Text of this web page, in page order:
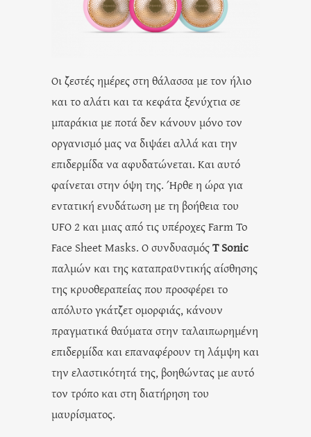
Οι ζεστές ημέρες στη θάλασσα με τον ήλιο
και το αλάτι και τα κεφάτα ξενύχτια σε
μπαράκια με ποτά δεν κάνουν μόνο τον
οργανισμό μας να διψάει αλλά και την
επιδερμίδα να αφυδατώνεται. Και αυτό
φαίνεται στην όψη της. Ήρθε η ώρα για
εντατική ενυδάτωση με τη βοήθεια του
UFO 2 και μιας από τις υπέροχες Farm To
Face Sheet Masks. Ο συνδυασμόςT Sonic
παλμών και της καταπραϋντικής αίσθησης
της κρυοθεραπείας που προσφέρει το
απόλυτο γκάτζετ ομορφιάς, κάνουν
πραγματικά θαύματα στην ταλαιπωρημένη
επιδερμίδα και επαναφέρουν τη λάμψη και
την ελαστικότητά της, βοηθώντας με αυτό
τον τρόπο και στη διατήρηση του
μαυρίσματος.